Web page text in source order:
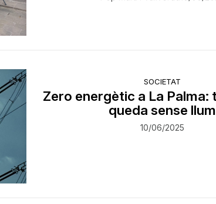
SOCIETAT
Zero energètic a La Palma:
queda sense llum
10/06/2025